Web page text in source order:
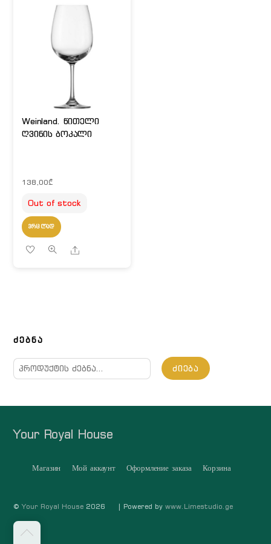
Weinland. წითელი
ღვინის ბოკალი
138,00₾
Out of stock
ᲕᲠᲪᲚᲐᲓ
Share
ᲫᲔᲑᲜᲐ
ძებნა:
ᲫᲘᲔᲑᲐ
Your Royal House
Магазин Мой аккаунт Оформление заказа Корзина
თავში
©Your Royal House 2026 | Powered by www.Limestudio.ge